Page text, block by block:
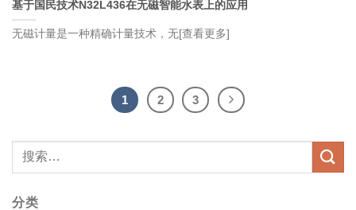
分类
基于国民技术N32L436在无磁智能水表上的应用
无磁计量是一种精确计量技术，无[查看更多]
1 2 3